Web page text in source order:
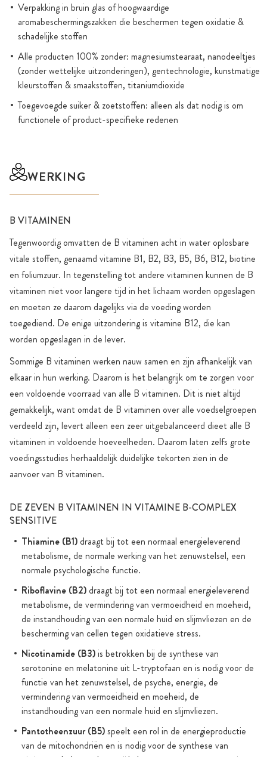
Verpakking in bruin glas of hoogwaardige
aromabeschermingszakken die beschermen tegen oxidatie &
schadelijke stoffen
Alle producten 100% zonder: magnesiumstearaat, nanodeeltjes
(zonder wettelijke uitzonderingen), gentechnologie, kunstmatige
kleurstoffen & smaakstoffen, titaniumdioxide
Toegevoegde suiker & zoetstoffen: alleen als dat nodig is om
functionele of product-specifieke redenen
WERKING
B VITAMINEN
Tegenwoordig omvatten de B vitaminen acht in water oplosbare
vitale stoffen, genaamd vitamine B1, B2, B3, B5, B6, B12, biotine
en foliumzuur. In tegenstelling tot andere vitaminen kunnen de B
vitaminen niet voor langere tijd in het lichaam worden opgeslagen
en moeten ze daarom dagelijks via de voeding worden
toegediend. De enige uitzondering is vitamine B12, die kan
worden opgeslagen in de lever.
Sommige B vitaminen werken nauw samen en zijn afhankelijk van
elkaar in hun werking. Daarom is het belangrijk om te zorgen voor
een voldoende voorraad van alle B vitaminen. Dit is niet altijd
gemakkelijk, want omdat de B vitaminen over alle voedselgroepen
verdeeld zijn, levert alleen een zeer uitgebalanceerd dieet alle B
vitaminen in voldoende hoeveelheden. Daarom laten zelfs grote
voedingsstudies herhaaldelijk duidelijke tekorten zien in de
aanvoer van B vitaminen.
DE ZEVEN B VITAMINEN IN VITAMINE B-COMPLEX
SENSITIVE
Thiamine (B1) draagt bij tot een normaal energieleverend
metabolisme, de normale werking van het zenuwstelsel, een
normale psychologische functie.
Riboflavine (B2) draagt bij tot een normaal energieleverend
metabolisme, de vermindering van vermoeidheid en moeheid,
de instandhouding van een normale huid en slijmvliezen en de
bescherming van cellen tegen oxidatieve stress.
Nicotinamide (B3)is betrokken bij de synthese van
serotonine en melatonine uit L-tryptofaan en is nodig voor de
functie van het zenuwstelsel, de psyche, energie, de
vermindering van vermoeidheid en moeheid, de
instandhouding van een normale huid en slijmvliezen.
Pantotheenzuur (B5)speelt een rol in de energieproductie
van de mitochondriën en is nodig voor de synthese van